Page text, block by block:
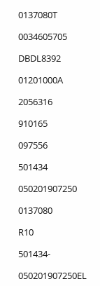
0137080T
0034605705
DBDL8392
01201000A
2056316
910165
097556
501434
050201907250
0137080
R10
501434-
050201907250EL